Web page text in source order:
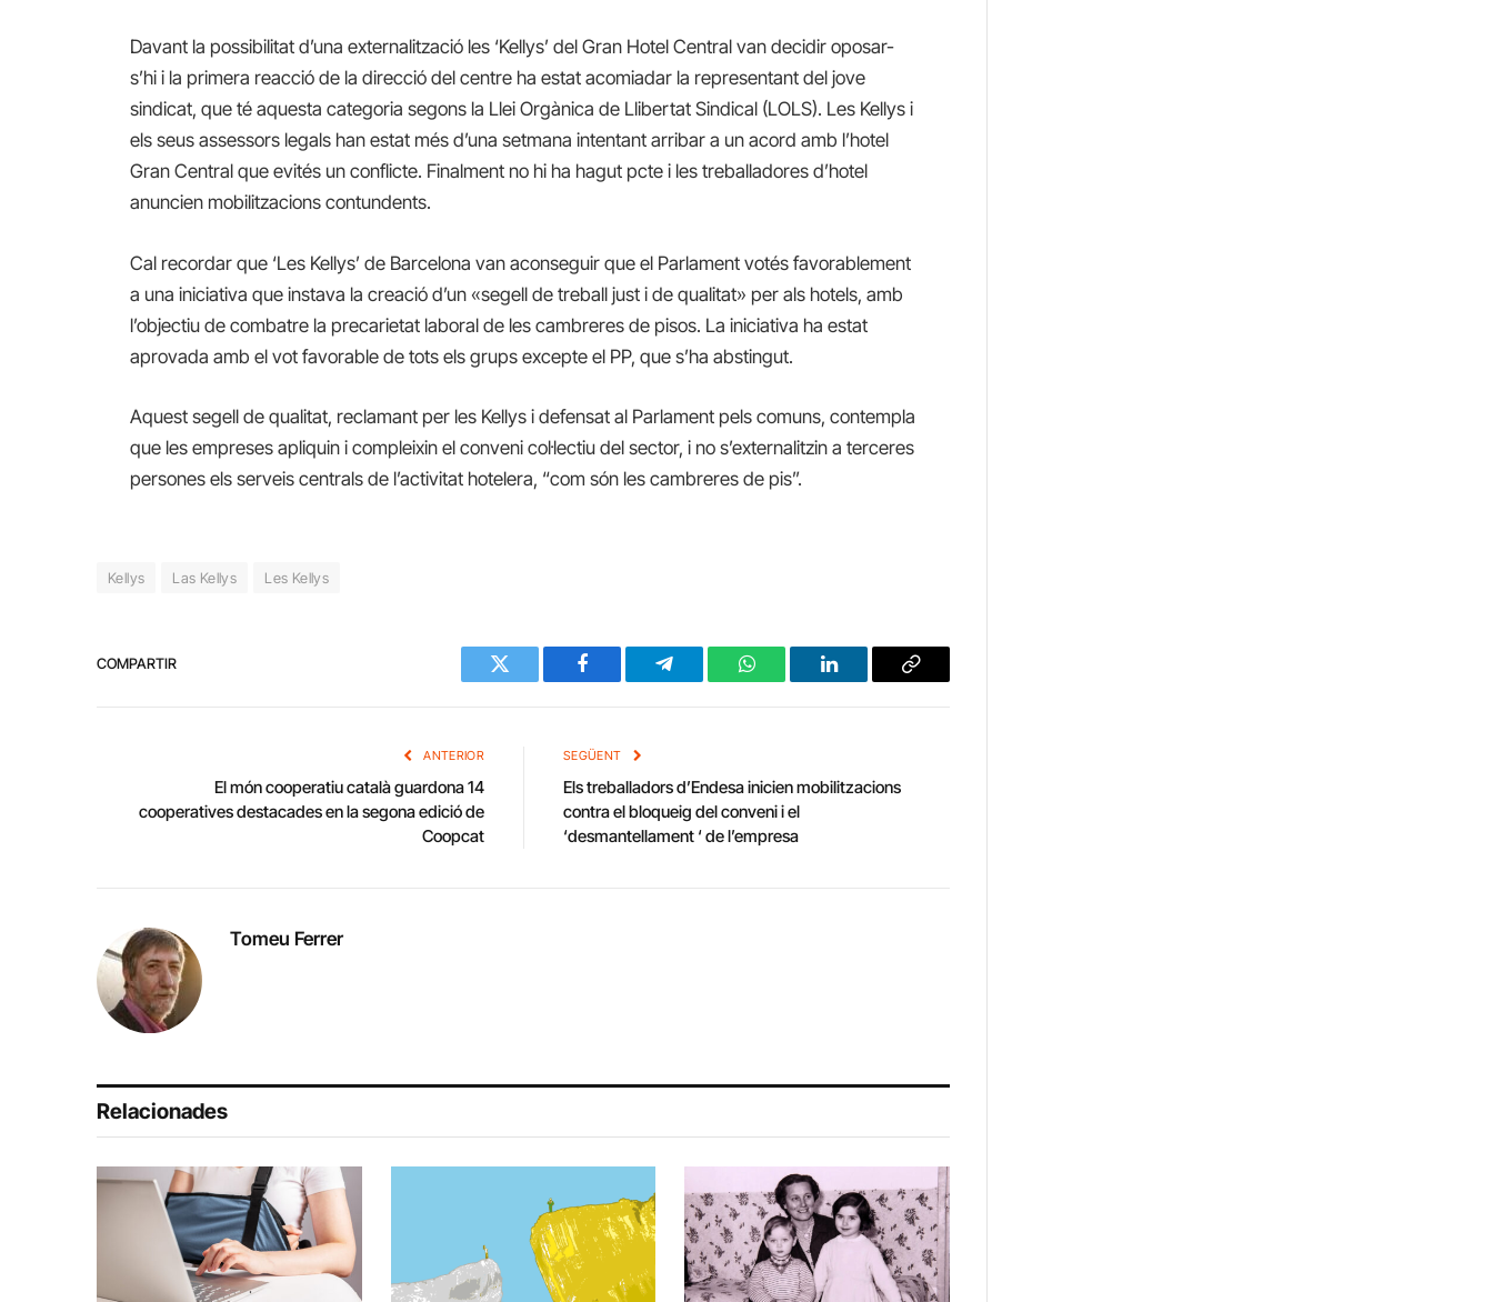
Davant la possibilitat d’una externalització les ‘Kellys’ del Gran Hotel Central van decidir oposar-
s’hi i la primera reacció de la direcció del centre ha estat acomiadar la representant del jove
sindicat, que té aquesta categoria segons la Llei Orgànica de Llibertat Sindical (LOLS). Les Kellys i
els seus assessors legals han estat més d’una setmana intentant arribar a un acord amb l’hotel
Gran Central que evités un conflicte. Finalment no hi ha hagut pcte i les treballadores d’hotel
anuncien mobilitzacions contundents.
Cal recordar que ‘Les Kellys’ de Barcelona van aconseguir que el Parlament votés favorablement
a una iniciativa que instava la creació d’un «segell de treball just i de qualitat» per als hotels, amb
l’objectiu de combatre la precarietat laboral de les cambreres de pisos. La iniciativa ha estat
aprovada amb el vot favorable de tots els grups excepte el PP, que s’ha abstingut.
Aquest segell de qualitat, reclamant per les Kellys i defensat al Parlament pels comuns, contempla
que les empreses apliquin i compleixin el conveni col·lectiu del sector, i no s’externalitzin a terceres
persones els serveis centrals de l’activitat hotelera, “com són les cambreres de pis”.
Kellys Las Kellys Les Kellys
COMPARTIR
Twitter Facebook Telegram WhatsAppLinkedIn Copy
ANTERIOR
El món cooperatiu català guardona 14
cooperatives destacades en la segona edició de
Coopcat
SEGÜENT
Els treballadors d’Endesa inicien mobilitzacions
contra el bloqueig del conveni i el
‘desmantellament ‘ de l’empresa
Tomeu Ferrer
Relacionades